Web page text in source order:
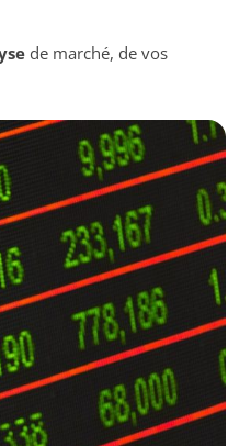
de marché, de vos